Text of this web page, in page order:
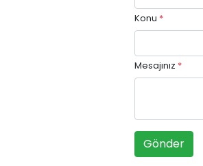
Konu *
Mesajınız *
Gönder